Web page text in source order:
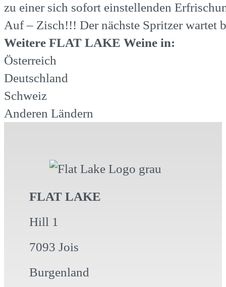
zu einer sich sofort einstellenden
Auf – Zisch!!! Der nächste Spritzer wartet
Weitere FLAT LAKE Weine in:
Österreich
Deutschland
Schweiz
Anderen Ländern
FLAT LAKE
Hill 1
7093 Jois
Burgenland